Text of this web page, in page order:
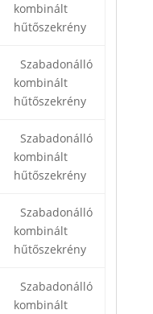
kombinált
hűtőszekrény
Szabadonálló
kombinált
hűtőszekrény
Szabadonálló
kombinált
hűtőszekrény
Szabadonálló
kombinált
hűtőszekrény
Szabadonálló
kombinált